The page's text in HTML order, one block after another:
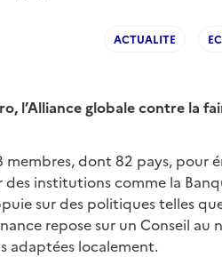
ACTUALITE
l’Alliance globale contre la
membres, dont 82 pays,
des institutions comme la
sur des politiques telles
repose sur un Conseil
adaptées localement.